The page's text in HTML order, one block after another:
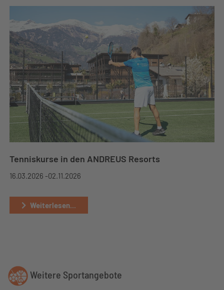
Tenniskurse in den ANDREUS Resorts
16.03.2026 -02.11.2026
Weiterlesen...
Weitere Sportangebote